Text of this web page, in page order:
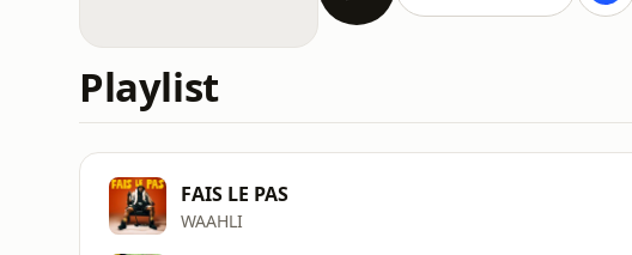
Playlist
FAIS LE PAS
WAAHLI